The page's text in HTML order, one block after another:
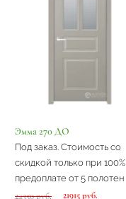
Эмма 270 ДО
Под заказ. Стоимость со
скидкой только при 100%
предоплате от 5 полотен
24350 руб. 21915 руб.